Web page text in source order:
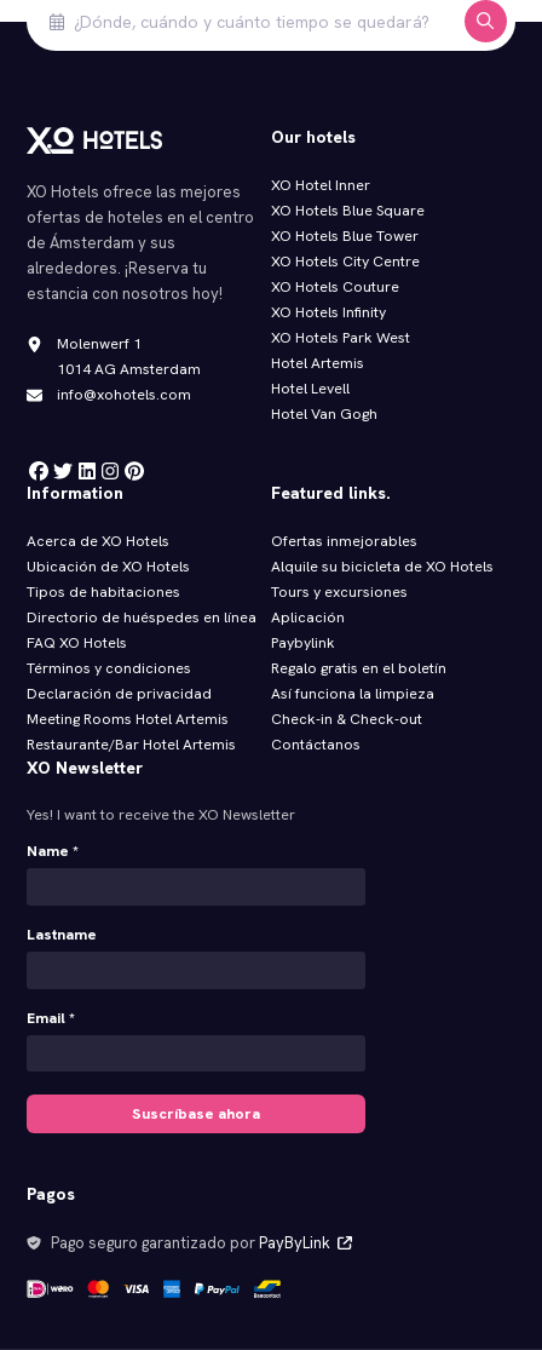
XO Hotels ofrece las mejores
ofertas de hoteles en el centro
de Ámsterdam y sus
alrededores. ¡Reserva tu
estancia con nosotros hoy!
Molenwerf 1
1014 AG Amsterdam
info@xohotels.com
Our hotels
XO Hotel Inner
XO Hotels Blue Square
XO Hotels Blue Tower
XO Hotels City Centre
XO Hotels Couture
XO Hotels Infinity
XO Hotels Park West
Hotel Artemis
Hotel Levell
Hotel Van Gogh
Information
Acerca de XO Hotels
Ubicación de XO Hotels
Tipos de habitaciones
Directorio de huéspedes en línea
FAQ XO Hotels
Términos y condiciones
Declaración de privacidad
Meeting Rooms Hotel Artemis
Restaurante/Bar Hotel Artemis
Featured links.
Ofertas inmejorables
Alquile su bicicleta de XO Hotels
Tours y excursiones
Aplicación
Paybylink
Regalo gratis en el boletín
Así funciona la limpieza
Check‑in & Check‑out
Contáctanos
XO Newsletter
Yes! I want to receive the XO Newsletter
Name *
Lastname
Email *
Suscríbase ahora
Pagos
Pago seguro garantizado porPayByLink